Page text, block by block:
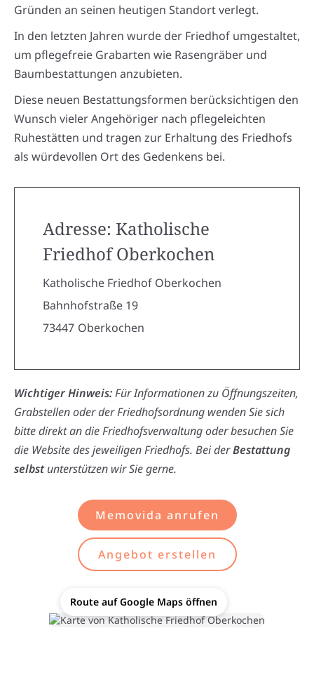
Gründen an seinen heutigen Standort verlegt.
In den letzten Jahren wurde der Friedhof umgestaltet,
um pflegefreie Grabarten wie Rasengräber und
Baumbestattungen anzubieten.
Diese neuen Bestattungsformen berücksichtigen den
Wunsch vieler Angehöriger nach pflegeleichten
Ruhestätten und tragen zur Erhaltung des Friedhofs
als würdevollen Ort des Gedenkens bei.
Adresse: Katholische
Friedhof Oberkochen
Katholische Friedhof Oberkochen
Bahnhofstraße 19
73447 Oberkochen
Wichtiger Hinweis:Für Informationen zu Öffnungszeiten,
Grabstellen oder der Friedhofsordnung wenden Sie sich
bitte direkt an die Friedhofsverwaltung oder besuchen Sie
die Website des jeweiligen Friedhofs. Bei derBestattung
selbstunterstützen wir Sie gerne.
Memovida anrufen
Angebot erstellen
Route auf Google Maps öffnen